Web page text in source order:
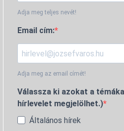
Adja meg teljes nevét!
Email cím:
Adja meg az email címét!
Válassza ki azokat a
hírlevelet megjelölhet.)
Általános hírek